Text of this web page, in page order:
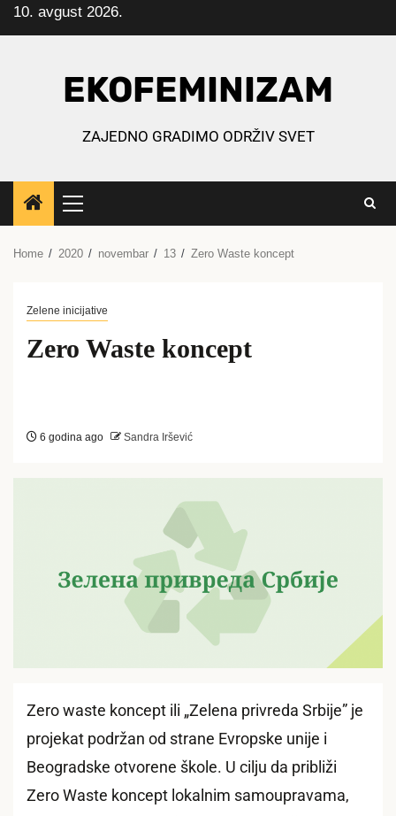
Skip
to
10. avgust 2026.
EKOFEMINIZAM
ZAJEDNO GRADIMO ODRŽIV SVET
Primary
Menu
Home 2020 novembar 13 Zero Waste koncept
Zelene inicijative
Zero Waste koncept
6 godina ago Sandra Iršević
Zero waste koncept ili „Zelena privreda Srbije” je
projekat podržan od strane Evropske unije i
Beogradske otvorene škole. U cilju da približi
Zero Waste koncept lokalnim samoupravama,